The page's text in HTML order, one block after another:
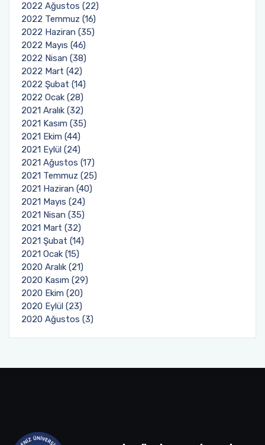
2022 Ağustos (22)
2022 Temmuz (16)
2022 Haziran (35)
2022 Mayıs (46)
2022 Nisan (38)
2022 Mart (42)
2022 Şubat (14)
2022 Ocak (28)
2021 Aralık (32)
2021 Kasım (35)
2021 Ekim (44)
2021 Eylül (24)
2021 Ağustos (17)
2021 Temmuz (25)
2021 Haziran (40)
2021 Mayıs (24)
2021 Nisan (35)
2021 Mart (32)
2021 Şubat (14)
2021 Ocak (15)
2020 Aralık (21)
2020 Kasım (29)
2020 Ekim (20)
2020 Eylül (23)
2020 Ağustos (3)